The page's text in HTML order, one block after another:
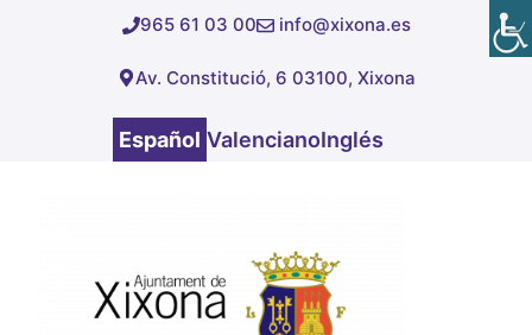
965 61 03 00 info@xixona.es
Av. Constitució, 6 03100, Xixona
Español ValencianoInglés